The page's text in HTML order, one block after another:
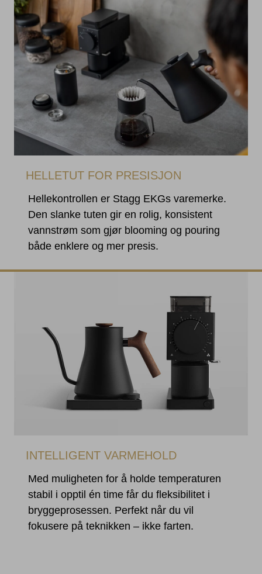
HELLETUT FOR PRESISJON
Hellekontrollen er Stagg EKGs varemerke.
Den slanke tuten gir en rolig, konsistent
vannstrøm som gjør blooming og pouring
både enklere og mer presis.
INTELLIGENT VARMEHOLD
Med muligheten for å holde temperaturen
stabil i opptil én time får du fleksibilitet i
bryggeprosessen. Perfekt når du vil
fokusere på teknikken – ikke farten.